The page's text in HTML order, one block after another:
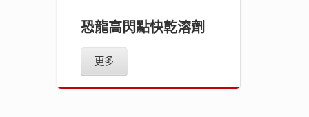
恐龍高閃點快乾溶劑
更多